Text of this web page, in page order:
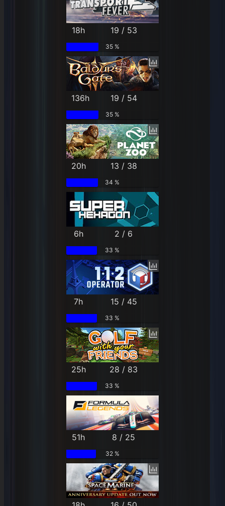
18h 19 / 53
35 %
136h 19 / 54
35 %
20h 13 / 38
34 %
6h 2 / 6
33 %
7h 15 / 45
33 %
25h 28 / 83
33 %
51h 8 / 25
32 %